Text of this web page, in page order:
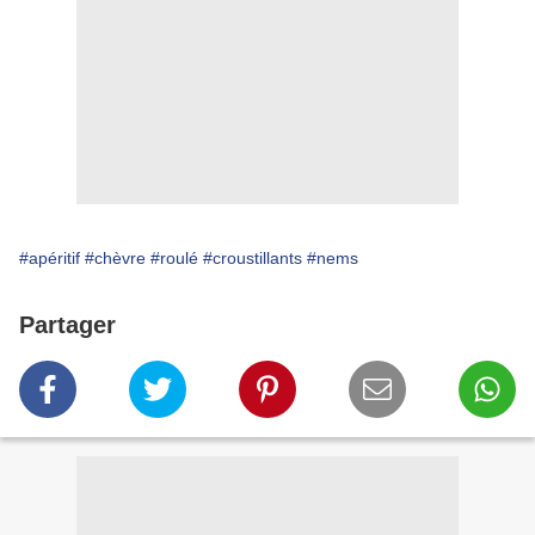
#apéritif #chèvre #roulé #croustillants #nems
Partager